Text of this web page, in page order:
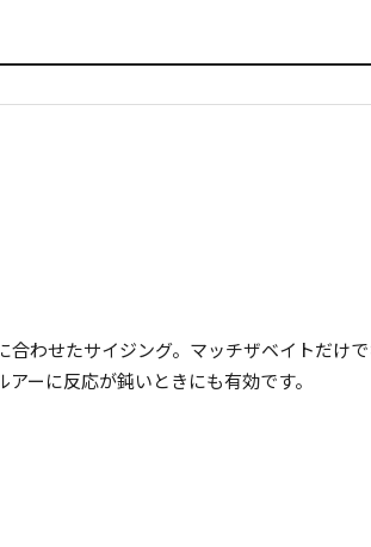
わせたサイジング。マッチザベイトだけで
ーに反応が鈍いときにも有効です。